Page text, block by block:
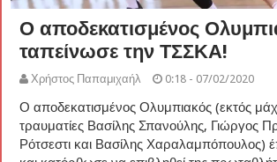
Ο αποδεκατισμένος
ταπείνωσε την ΤΣΣΚΑ!
Χρήστος Παπαμιχαήλ 0:18 - 07/02/2020
Ο αποδεκατισμένος Ολυμπιακός (εκτός
τραυματίες Βασίλης Σπανούλης, Γιώργος
Ρότσεστι και Βασίλης Χαραλαμπόπουλος)